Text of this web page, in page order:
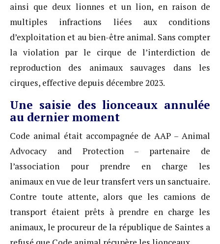
ainsi que deux lionnes et un lion, en raison de
multiples infractions liées aux conditions
d’exploitation et au bien-être animal. Sans compter
la violation par le cirque de l’interdiction de
reproduction des animaux sauvages dans les
cirques, effective depuis décembre 2023.
Une saisie des lionceaux annulée
au dernier moment
Code animal était accompagnée de AAP – Animal
Advocacy and Protection – partenaire de
l’association pour prendre en charge les
animaux en vue de leur transfert vers un sanctuaire.
Contre toute attente, alors que les camions de
transport étaient prêts à prendre en charge les
animaux, le procureur de la république de Saintes a